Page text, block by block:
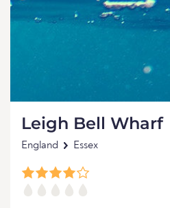
Leigh Bell Wharf
England Essex